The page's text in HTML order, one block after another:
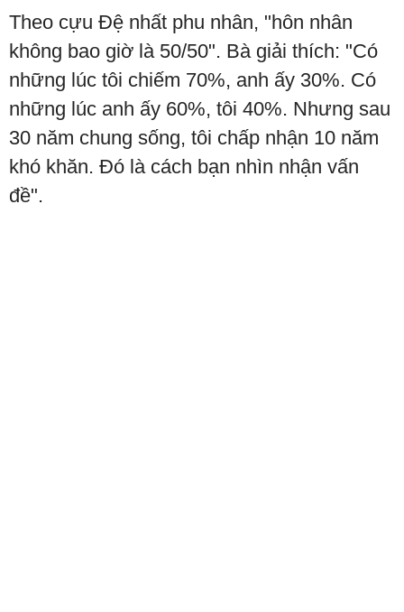
Theo cựu Đệ nhất phu nhân, "hôn nhân
không bao giờ là 50/50". Bà giải thích: "Có
những lúc tôi chiếm 70%, anh ấy 30%. Có
những lúc anh ấy 60%, tôi 40%. Nhưng sau
30 năm chung sống, tôi chấp nhận 10 năm
khó khăn. Đó là cách bạn nhìn nhận vấn
đề".